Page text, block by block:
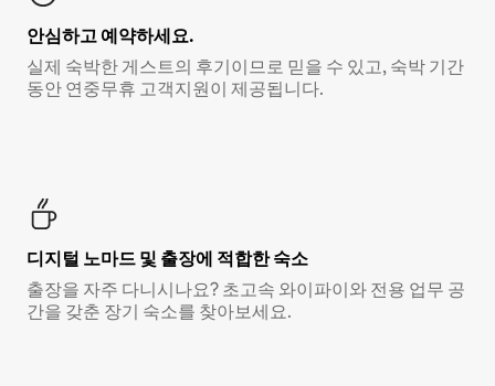
안심하고 예약하세요.
실제 숙박한 게스트의 후기이므로 믿을 수 있고, 숙박 기간
동안 연중무휴 고객지원이 제공됩니다.
디지털 노마드 및 출장에 적합한 숙소
출장을 자주 다니시나요? 초고속 와이파이와 전용 업무 공
간을 갖춘 장기 숙소를 찾아보세요.